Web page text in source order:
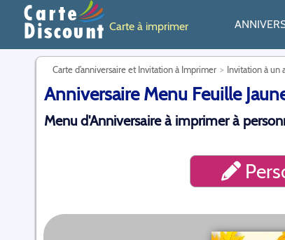
Carte à imprimer
Carte d’anniversaire et Invitation à Imprimer Invitation à un
Anniversaire Menu Feuille
Menu d'Anniversaire à imprimer à